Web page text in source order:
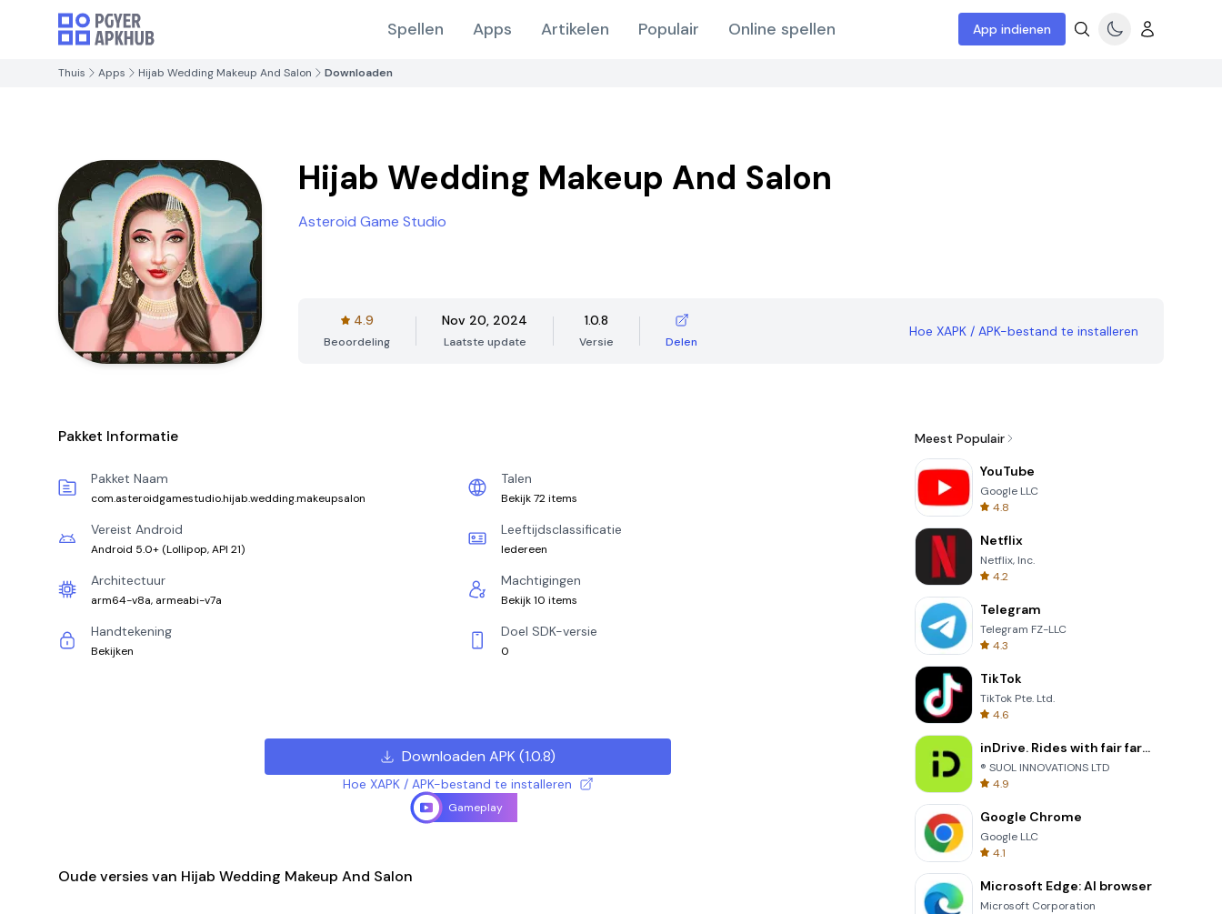
Spellen Apps Artikelen Populair Online spellen App indienen
Thuis Apps Hijab Wedding Makeup And Salon Downloaden
Hijab Wedding Makeup And Salon
Asteroid Game Studio
4.9
Beoordeling
Nov 20, 2024
Laatste update
1.0.8
Versie Delen
Hoe XAPK / APK-bestand te installeren
Pakket Informatie
Pakket Naam
com.asteroidgamestudio.hijab.wedding.makeupsalon
Talen
Bekijk 72 items
Vereist Android
Android 5.0+ (Lollipop, API 21)
Leeftijdsclassificatie
Iedereen
Architectuur
arm64-v8a, armeabi-v7a
Machtigingen
Bekijk 10 items
Handtekening
Bekijken
Doel SDK-versie
0
Downloaden APK(1.0.8)
Hoe XAPK / APK-bestand te installeren
Gameplay
Oude versies van Hijab Wedding Makeup And Salon
Meest Populair
YouTube
Google LLC
4.8
Netflix
Netflix, Inc.
4.2
Telegram
Telegram FZ-LLC
4.3
TikTok
TikTok Pte. Ltd.
4.6
inDrive. Rides with fair fares
® SUOL INNOVATIONS LTD
4.9
Google Chrome
Google LLC
4.1
Microsoft Edge: AI browser
Microsoft Corporation